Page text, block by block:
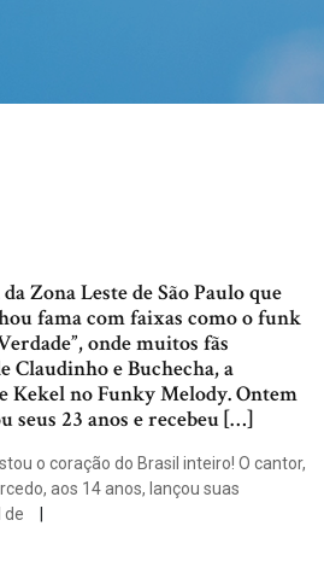
Zona Leste de São Paulo que
fama com faixas como o funk
onde muitos fãs
Claudinho e Buchecha, a
Kekel no Funky Melody. Ontem
seus 23 anos e recebeu […]
o coração do Brasil inteiro! O cantor,
aos 14 anos, lançou suas
de